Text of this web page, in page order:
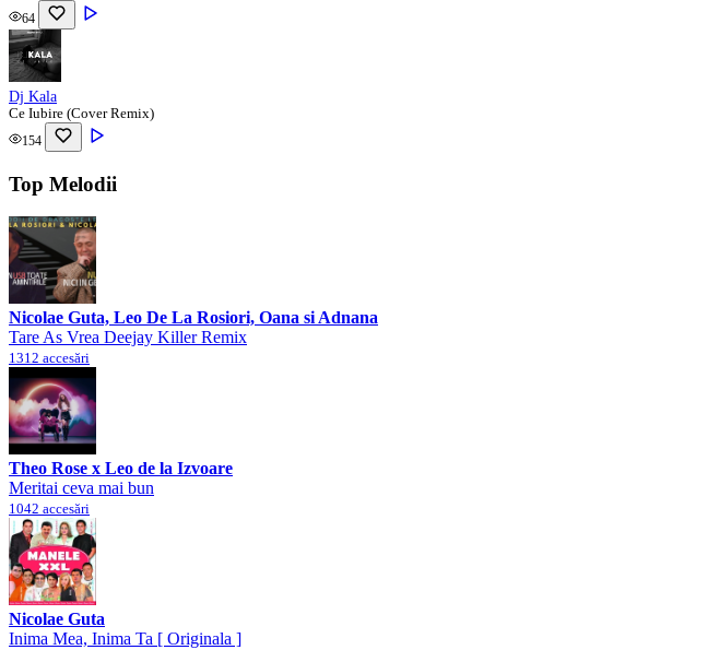
64
Dj Kala
Ce Iubire (Cover Remix)
154
Top Melodii
Nicolae Guta, Leo De La Rosiori, Oana si Adnana
Tare As Vrea Deejay Killer Remix
1312 accesări
Theo Rose x Leo de la Izvoare
Meritai ceva mai bun
1042 accesări
Nicolae Guta
Inima Mea, Inima Ta [ Originala ]